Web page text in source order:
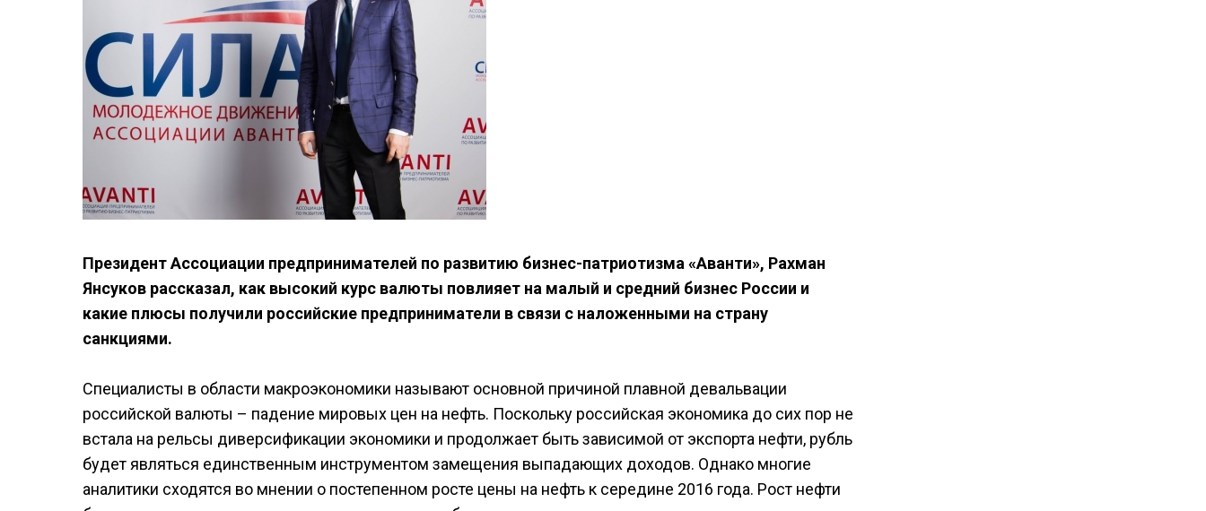
Президент Ассоциации предпринимателей по развитию бизнес-патриотизма «Аванти», Рахман
Янсуков рассказал, как высокий курс валюты повлияет на малый и средний бизнес России и
какие плюсы получили российские предприниматели в связи с наложенными на страну
санкциями.
Специалисты в области макроэкономики называют основной причиной плавной девальвации
российской валюты – падение мировых цен на нефть. Поскольку российская экономика до сих пор не
встала на рельсы диверсификации экономики и продолжает быть зависимой от экспорта нефти, рубль
будет являться единственным инструментом замещения выпадающих доходов. Однако многие
аналитики сходятся во мнении о постепенном росте цены на нефть к середине 2016 года. Рост нефти